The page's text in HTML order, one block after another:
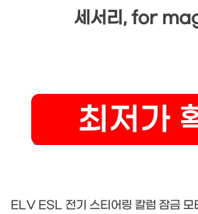
세서리, for
ELV ESL 전기 스티어링 칼럼 잠금